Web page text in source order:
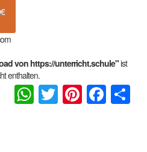
von https://unterricht.schule"ist
enthalten.
WhatsApp
Twitter